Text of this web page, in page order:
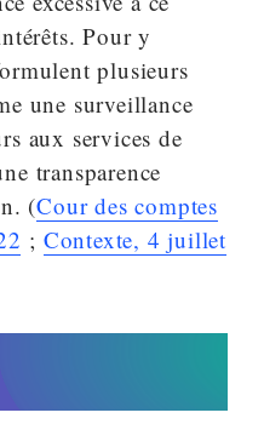
Pour y
plusieurs
une surveillance
aux services de
transparence
(Cour des comptes
; Contexte, 4 juillet